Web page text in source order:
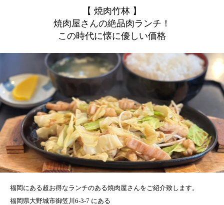
【 焼肉竹林 】
焼肉屋さんの絶品肉ランチ！
この時代に懐に優しい価格
福岡にある超お得なランチのある焼肉屋さんをご紹介致します。
福岡県大野城市御笠川6-3-7 にある